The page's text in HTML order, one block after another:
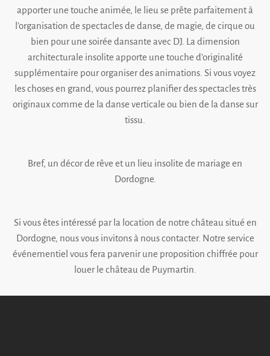
apporter une touche animée, le lieu se prête parfaitement à
l’organisation de spectacles de danse, de magie, de cirque ou
bien pour une soirée dansante avec DJ. La dimension
architecturale insolite apporte une touche d’originalité
supplémentaire pour organiser des animations. Si vous voyez
les choses en grand, vous pourrez planifier des spectacles très
originaux comme de la danse verticale ou bien de la danse sur
tissu.
Bref, un décor de rêve et un lieu insolite de mariage en
Dordogne.
Si vous êtes intéressé par la location de notre château situé en
Dordogne, nous vous invitons à nous contacter. Notre service
événementiel vous fera parvenir une proposition chiffrée pour
louer le château de Puymartin.